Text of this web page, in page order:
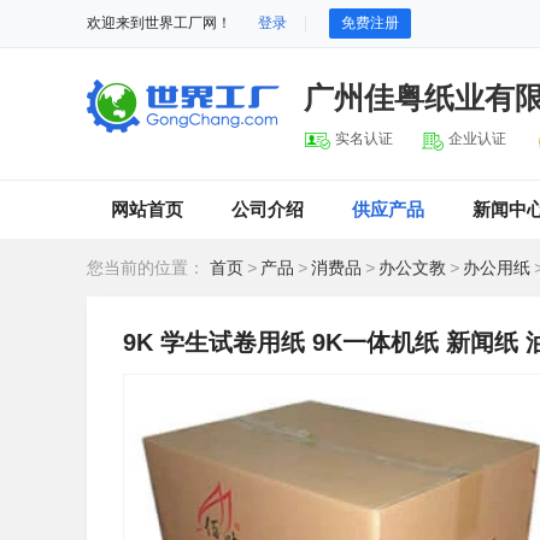
欢迎来到世界工厂网！ 登录 免费注册
广州佳粤纸业有
实名认证 企业认证
网站首页 公司介绍 供应产品 新闻中
您当前的位置： 首页 > 产品 >消费品 > 办公文教 > 办公用纸
9K 学生试卷用纸 9K一体机纸 新闻纸